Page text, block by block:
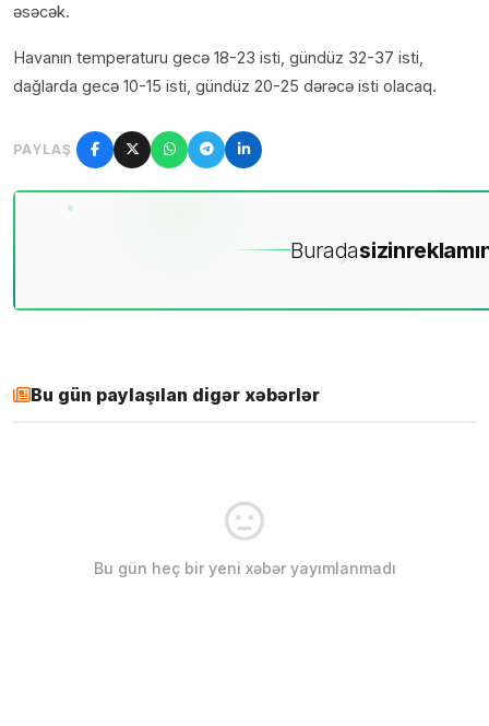
əsəcək.
Havanın temperaturu gecə 18-23 isti, gündüz 32-37 isti,
dağlarda gecə 10-15 isti, gündüz 20-25 dərəcə isti olacaq.
PAYLAŞ
Buradasizin
Bu gün paylaşılan digər xəbərlər
Bu gün heç bir yeni xəbər yayımlanmadı